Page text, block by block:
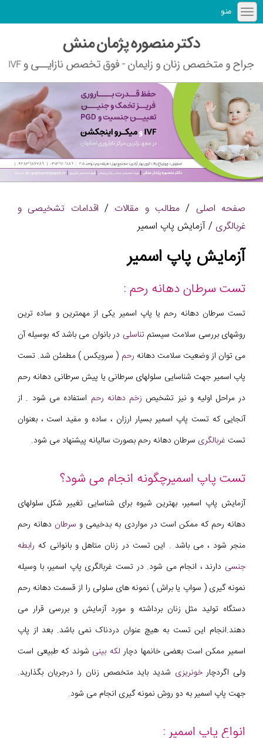
منو
صفحه اصلی / مطالب و مقالات / اقدامات تشخیصی و
غربالگری / آزمایش پاپ اسمیر
آزمایش پاپ اسمیر
تست سرطان دهانه رحم :
تست سرطان دهانه رحم یا پاپ اسمیر یکی از مهمترین و ساده ترین
روشهای بررسی سلامت سیستمتناسلی در بانوان می باشد که بوسیله آن
می توان از وضعیت سلامت دهانه رحم ( سرویکس ) مطمئن شد. تست
پاپ اسمیر جهت شناسایی سلولهای سرطانی یا پیش سرطانی دهانه رحم
در مراحل اولیه و نیز تشخیص زخم دهانه رحم استفاده می شود . از
آنجایی که تست پاپ اسمیر بسیار ارزان ، ساده و مفید است ، بعنوان
تست غربالگری سرطان دهانه رحم بصورت سالیانه پیشنهاد می شود.
تست پاپ اسمیرچگونه انجام می شود؟
آزمایش پاپ اسمیر، بهترین شیوه برای شناسایی تغییر شکل سلولهای
دهانه رحم که ممکن است در مواردی به بدخیمی و سرطان دهانه رحم
منجر شود ، می باشد . این تست در زنان متاهل و بانوانی که رابطه
جنسی دارند ، انجام می شود. در تست غربالگری پاپ اسمیر، با وسیله
نمونه گیری ( سواپ یا براش ) نمونه‌ های سلولی را از قسمت دهانه رحم
دستگاه تولید مثل زنان برداشته و مورد آزمایش و بررسی قرار می
دهند.انجام این تست به هیچ عنوان دردناک نمی باشد. بعد از پاپ
اسمیر ممکن است بعضی خانمها دچار لکه بینی شوند که طبیعی است
ولی اگردچارخونریزی شدید باید متخصص زنان را درجریان بگذارید.
جهت پاپ اسمیر به دو روش نمونه گیری انجام می شود.
انواع پاپ اسمیر :